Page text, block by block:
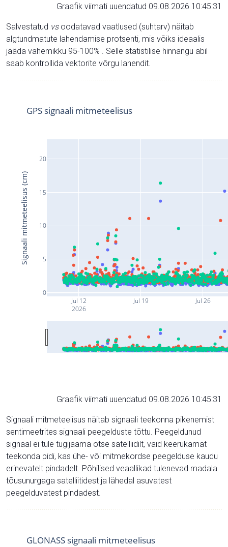
Graafik viimati uuendatud 09.08.2026 10:45:31
Salvestatud vsoodatavad vaatlused (suhtarv) näitab
algtundmatute lahendamise protsenti, mis võiks ideaalis
jääda vahemikku 95-100% . Selle statistilise hinnangu abil
saab kontrollida vektorite võrgu lahendit.
Jul 12
2026
Jul 19 Jul 26
0
5
10
15
20
GPS signaali mitmeteelisus
Signaali mitmeteelisus (cm)
Graafik viimati uuendatud 09.08.2026 10:45:31
Signaali mitmeteelisus näitab signaali teekonna pikenemist
sentimeetrites signaali peegelduste tõttu. Peegeldunud
signaal ei tule tugijaama otse satelliidilt, vaid keerukamat
teekonda pidi, kas ühe- või mitmekordse peegelduse kaudu
erinevatelt pindadelt. Põhilised veaallikad tulenevad madala
tõusunurgaga satelliitidest ja lähedal asuvatest
peegelduvatest pindadest.
GLONASS signaali mitmeteelisus